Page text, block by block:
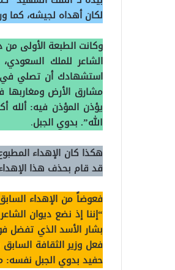
لكان أهداه لجيشه، كما
الشاعر للملك
استشهادك أن تصلي في
مشارق الأرض ومغاربها
يؤذن المؤذن فيه: ألله
الله”. بدوي الجبل.
قد قام بحذف هذا
فعوضاً من الإهداء
“إننا إذ نضع ديوان
بشار الأسد الذي تفضل
فعل وزير الثقافة
حفيد بدوي الجبل نفسه: